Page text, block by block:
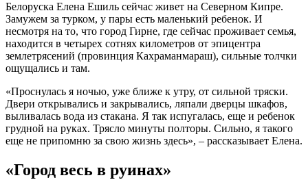
Белоруска Елена Ешиль сейчас живет на Северном Кипре.
Замужем за турком, у пары есть маленький ребенок. И
несмотря на то, что город Гирне, где сейчас проживает семья,
находится в четырех сотнях километров от эпицентра
землетрясений (провинция Кахраманмараш), сильные толчки
ощущались и там.
«Проснулась я ночью, уже ближе к утру, от сильной тряски.
Двери открывались и закрывались, ляпали дверцы шкафов,
выливалась вода из стакана. Я так испугалась, еще и ребенок
грудной на руках. Трясло минуты полторы. Сильно, я такого
еще не припомню за свою жизнь здесь», – рассказывает Елена.
«Город весь в руинах»